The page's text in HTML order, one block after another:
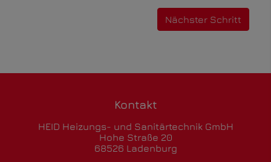
Nächster Schritt
Kontakt
HEID Heizungs- und Sanitärtechnik GmbH
Hohe Straße 20
68526 Ladenburg